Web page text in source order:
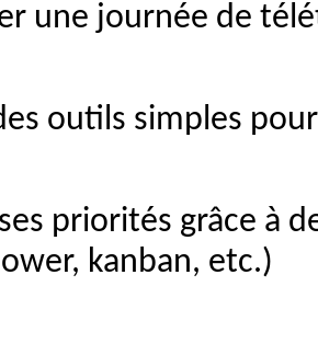
une journée de
outils simples
priorités grâce à
kanban, etc.)